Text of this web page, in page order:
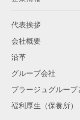
代表挨拶
会社概要
沿革
グループ会社
プラージュグループ
福利厚生（保養所）